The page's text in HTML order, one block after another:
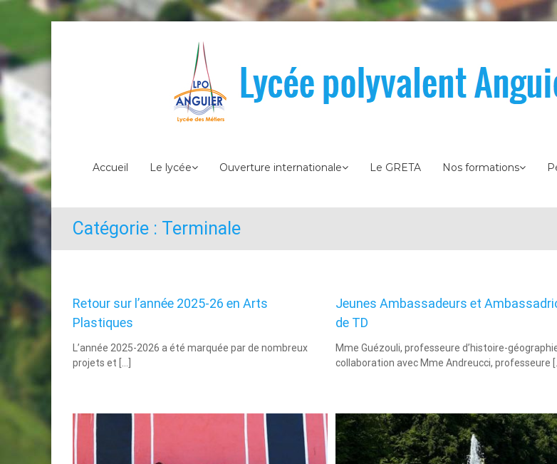
content
Lycée
Anguier
Accueil Le lycée Ouverture internationale Le GRETA Nos formations
Catégorie : Terminale
Retour sur l’année 2025-26 en Arts
Plastiques
L’année 2025-2026 a été marquée par de nombreux
projets et […]
Jeunes Ambassadeurs et
de TD
Mme Guézouli, professeure d’histoire-
collaboration avec Mme Andreucci, professeure